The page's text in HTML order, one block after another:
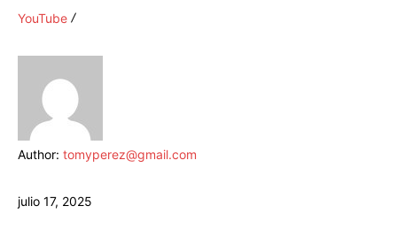
YouTube
Author: tomyperez@gmail.com
julio 17, 2025